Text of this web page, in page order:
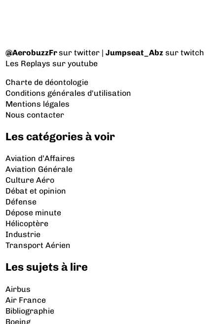
@AerobuzzFrsur twitter |Jumpseat_Abz sur twitch
Les Replays sur youtube
Charte de déontologie
Conditions générales d'utilisation
Mentions légales
Nous contacter
Les catégories à voir
Aviation d’Affaires
Aviation Générale
Culture Aéro
Débat et opinion
Défense
Dépose minute
Hélicoptère
Industrie
Transport Aérien
Les sujets à lire
Airbus
Air France
Bibliographie
Boeing